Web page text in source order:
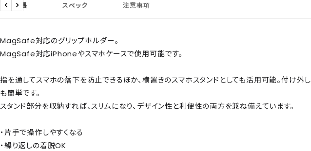
商品特長 スペック 注意事項
戻 次
MagSafe対応のグリップホルダー。
MagSafe対応iPhoneやスマホケースで使用可能です。
指を通してスマホの落下を防止できるほか、横置きのスマホスタンドとしても活用可能。付け外し
も簡単です。
スタンド部分を収納すれば、スリムになり、デザイン性と利便性の両方を兼ね備えています。
・片手で操作しやすくなる
・繰り返しの着脱OK